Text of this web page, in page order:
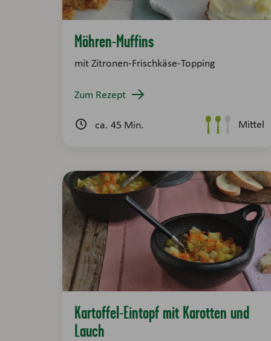
Möhren-Muffins
mit Zitronen-Frischkäse-Topping
Zum Rezept
ca. 45 Min. Mittel
Kartoffel-Eintopf mit Karotten und
Lauch